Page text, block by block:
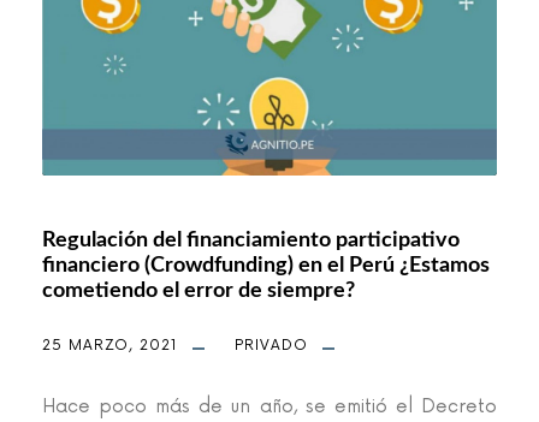
Regulación del financiamiento participativo
financiero (Crowdfunding) en el Perú ¿Estamos
cometiendo el error de siempre?
25 MARZO, 2021 PRIVADO
Hace poco más de un año, se emitió el Decreto